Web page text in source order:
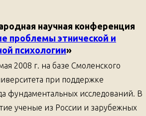
научная конференция
проблемы этнической и
психологии»
2008 г. на базе Смоленского
при поддержке
фундаментальных исследований. В
ученые из России и зарубежных